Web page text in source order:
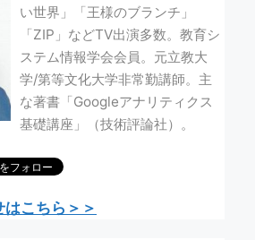
い世界」「王様のブランチ」
「ZIP」などTV出演多数。教育シ
ステム情報学会会員。元立教大
学/第等文化大学非常勤講師。主
な著書「Googleアナリティクス
基礎講座」（技術評論社）。
はこちら＞＞